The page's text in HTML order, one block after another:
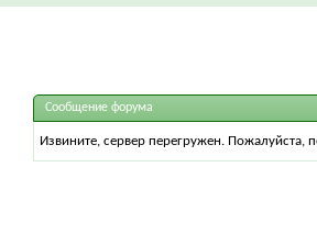
Сообщение форума
Извините, сервер перегружен. Пожалуйста,